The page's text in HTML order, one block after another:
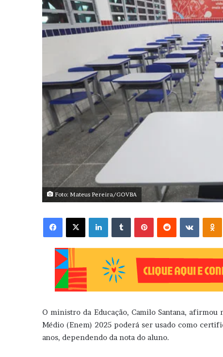
Foto: Mateus Pereira/GOVBA
Facebook X Linkedin VK
O ministro da Educação, Camilo Santana,
Médio (Enem) 2025 poderá ser usado como
anos, dependendo da nota do aluno.